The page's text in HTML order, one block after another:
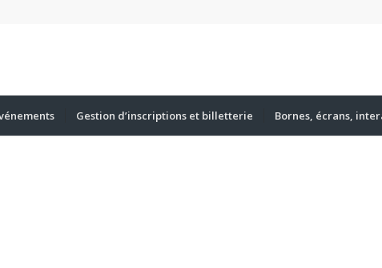
Gestion d’inscriptions et billetterie Bornes, écrans,